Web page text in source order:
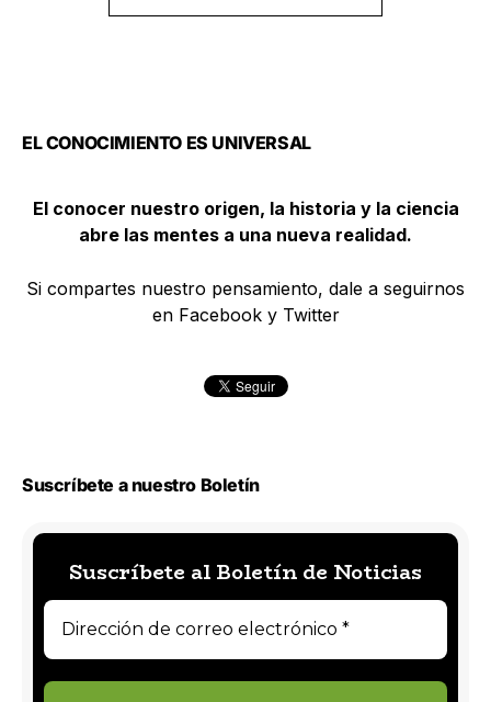
EL CONOCIMIENTO ES UNIVERSAL
El conocer nuestro origen, la historia y la ciencia
abre las mentes a una nueva realidad.
Si compartes nuestro pensamiento, dale a seguirnos
en Facebook y Twitter
Suscríbete a nuestro Boletín
Suscríbete al Boletín de Noticias